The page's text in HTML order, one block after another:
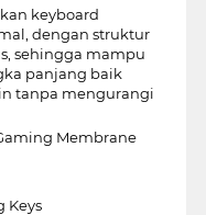
keyboard
dengan struktur
sehingga mampu
panjang baik
tanpa mengurangi
Membrane
Keys